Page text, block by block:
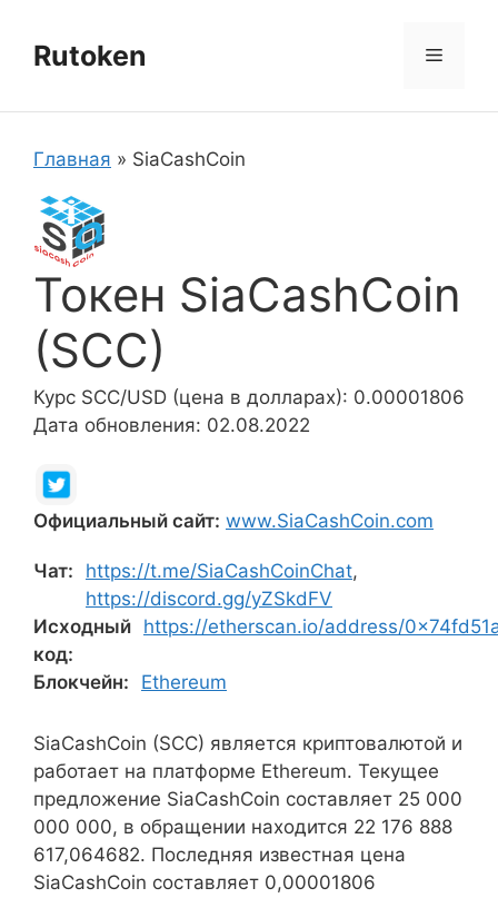
содержимому
Rutoken Меню
Главная » SiaCashCoin
Токен SiaCashCoin
(SCC)
Курс SCC/USD (цена в долларах): 0.00001806
Дата обновления: 02.08.2022
Официальный сайт: www.SiaCashCoin.com
Чат: https://t.me/SiaCashCoinChat,
https://discord.gg/yZSkdFV
Исходный
код:
https://etherscan.io/address/
Блокчейн: Ethereum
SiaCashCoin (SCC) является криптовалютой и
работает на платформе Ethereum. Текущее
предложение SiaCashCoin составляет 25 000
000 000, в обращении находится 22 176 888
617,064682. Последняя известная цена
SiaCashCoin составляет 0,00001806